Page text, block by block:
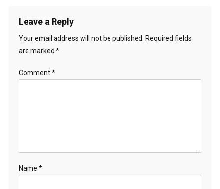
Leave a Reply
Your email address will not be published.
Required fields
are marked *
Comment*
Name *